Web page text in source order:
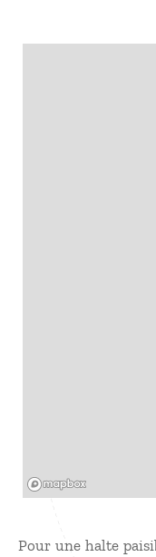
Pour une halte